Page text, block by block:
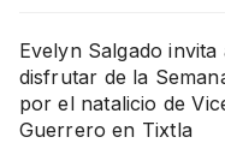
Evelyn Salgado invita
disfrutar de la
por el natalicio de
Guerrero en Tixtla